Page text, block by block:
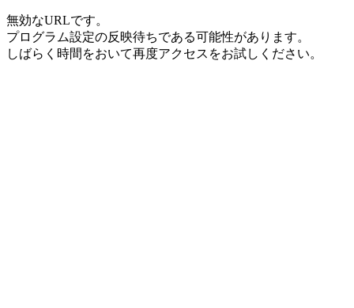
無効なURLです。
プログラム設定の反映待ちである可能性があります。
しばらく時間をおいて再度アクセスをお試しください。